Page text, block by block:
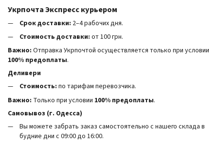
Укрпочта Экспресс курьером
Срок доставки: 2–4 рабочих дня.
Стоимость доставки: от 100 грн.
Важно: Отправка Укрпочтой осуществляется только при условии
100% предоплаты.
Деливери
Стоимость: по тарифам перевозчика.
Важно: Только при условии 100% предоплаты.
Самовывоз (г. Одесса)
Вы можете забрать заказ самостоятельно с нашего склада в
будние дни с 09:00 до 16:00.